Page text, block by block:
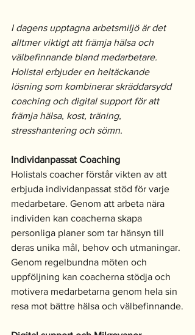
I dagens upptagna arbetsmiljö är det
alltmer viktigt att främja hälsa och
välbefinnande bland medarbetare.
Holistal erbjuder en heltäckande
lösning som kombinerar skräddarsydd
coaching och digital support för att
främja hälsa, kost, träning,
stresshantering och sömn.
Individanpassat Coaching
Holistals coacher förstår vikten av att
erbjuda individanpassat stöd för varje
medarbetare. Genom att arbeta nära
individen kan coacherna skapa
personliga planer som tar hänsyn till
deras unika mål, behov och utmaningar.
Genom regelbundna möten och
uppföljning kan coacherna stödja och
motivera medarbetarna genom hela sin
resa mot bättre hälsa och välbefinnande.